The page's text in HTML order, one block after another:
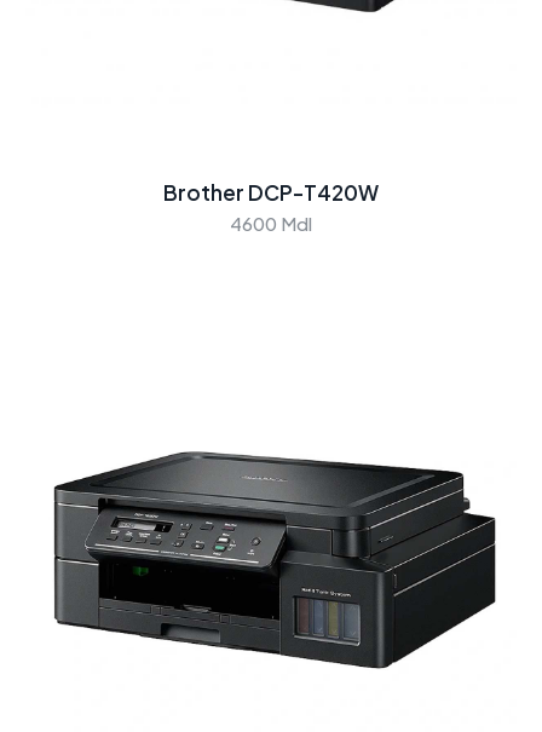
Brother DCP-T420W
4600 Mdl